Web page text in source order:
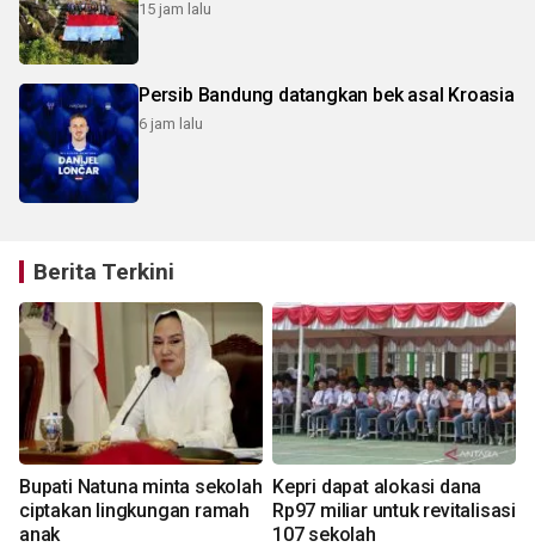
15 jam lalu
Persib Bandung datangkan bek asal Kroasia
6 jam lalu
Berita Terkini
Bupati Natuna minta sekolah
ciptakan lingkungan ramah
anak
Kepri dapat alokasi dana
Rp97 miliar untuk revitalisasi
107 sekolah